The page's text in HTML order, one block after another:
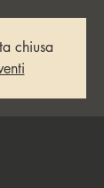
chiusa